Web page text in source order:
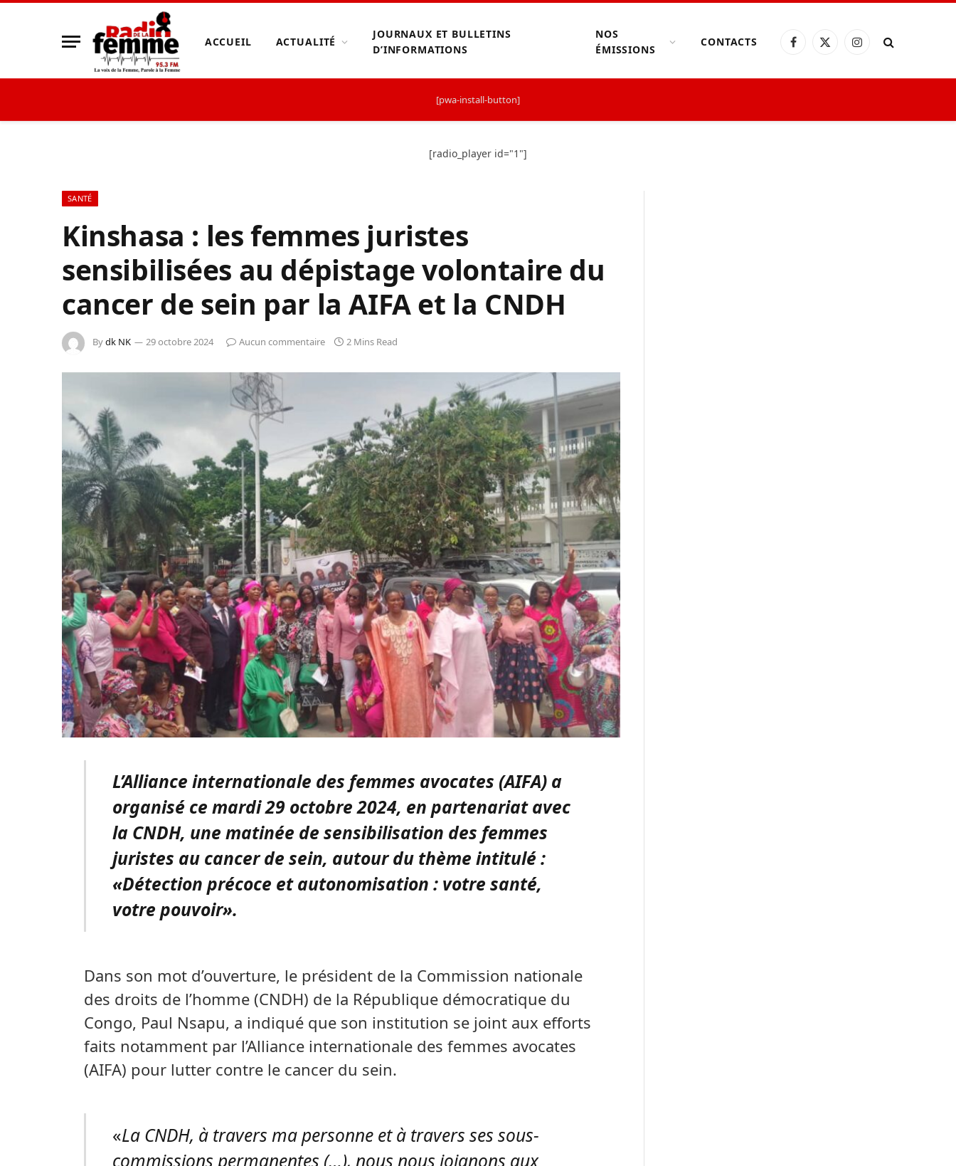
ACCUEIL ACTUALITÉ
JOURNAUX ET BULLETINS
D’INFORMATIONS
NOS
ÉMISSIONS
CONTACTS Facebook
X
Instagram
[pwa-install-button]
[radio_player id="1"]
SANTÉ
Kinshasa : les femmes juristes
sensibilisées au dépistage volontaire du
cancer de sein par la AIFA et la CNDH
Bydk NK 29 octobre 2024 Aucun commentaire 2 Mins Read
L’Alliance internationale des femmes avocates (AIFA) a
organisé ce mardi 29 octobre 2024, en partenariat avec
la CNDH, une matinée de sensibilisation des femmes
juristes au cancer de sein, autour du thème intitulé :
«Détection précoce et autonomisation : votre santé,
votre pouvoir».
Dans son mot d’ouverture, le président de la Commission nationale
des droits de l’homme (CNDH) de la République démocratique du
Congo, Paul Nsapu, a indiqué que son institution se joint aux efforts
faits notamment par l’Alliance internationale des femmes avocates
(AIFA) pour lutter contre le cancer du sein.
«La CNDH, à travers ma personne et à travers ses sous-
commissions permanentes (…), nous nous joignons aux